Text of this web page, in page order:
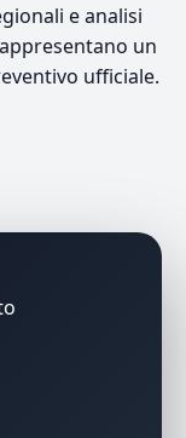
e analisi
un
ufficiale.